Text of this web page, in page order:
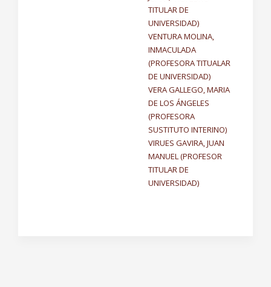
TITULAR DE
UNIVERSIDAD)
VENTURA MOLINA,
INMACULADA
(PROFESORA TITUALAR
DE UNIVERSIDAD)
VERA GALLEGO, MARIA
DE LOS ÁNGELES
(PROFESORA
SUSTITUTO INTERINO)
VIRUES GAVIRA, JUAN
MANUEL (PROFESOR
TITULAR DE
UNIVERSIDAD)